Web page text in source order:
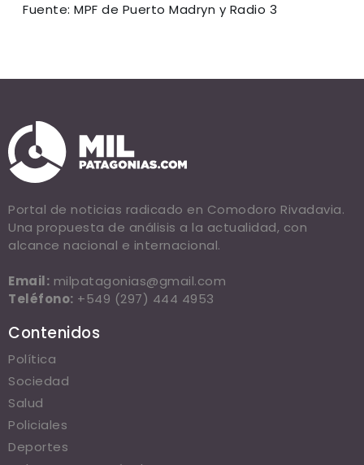
Fuente: MPF de Puerto Madryn y Radio 3
Portal de noticias radicado en Comodoro Rivadavia.
Una propuesta de análisis a la actualidad, con
alcance nacional e internacional.
Email: milpatagonias@gmail.com
Teléfono: +549 (297) 444 4953
Contenidos
Política
Sociedad
Salud
Policiales
Deportes